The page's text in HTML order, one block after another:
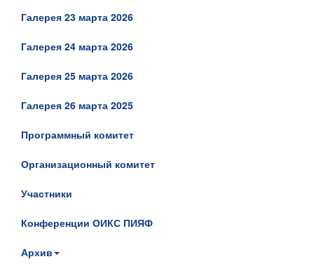
Галерея 23 марта 2026
Галерея 24 марта 2026
Галерея 25 марта 2026
Галерея 26 марта 2025
Программный комитет
Организационный комитет
Участники
Конференции ОИКС ПИЯФ
Архив